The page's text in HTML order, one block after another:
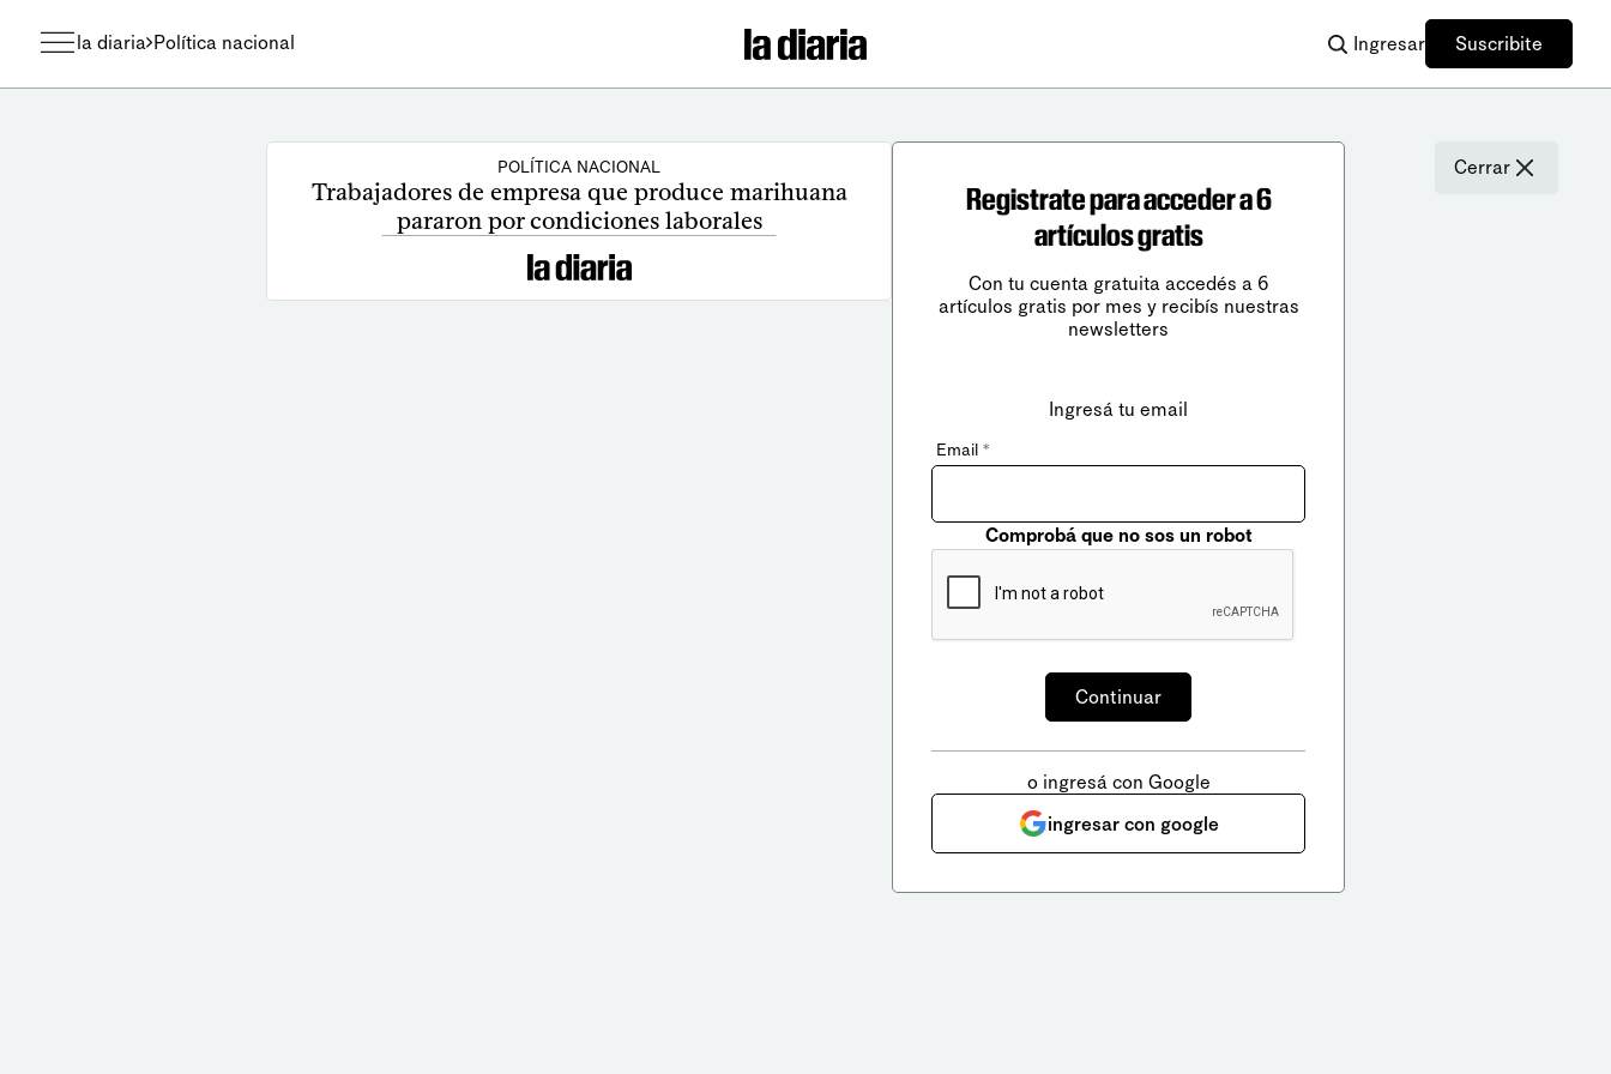
la diaria Política nacional Ingresar Suscribite
POLÍTICA NACIONAL
Trabajadores de empresa que produce marihuana
pararon por condiciones laborales
Cerrar
Registrate para acceder a 6
artículos gratis
Con tu cuenta gratuita accedés a 6
artículos gratis por mes y recibís nuestras
newsletters
Ingresá tu email
Email *
Comprobá que no sos un robot
o ingresá con Google
ingresar con google